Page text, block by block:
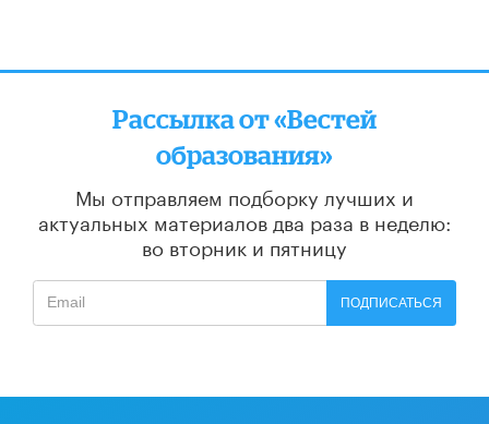
Рассылка от «Вестей
образования»
Мы отправляем подборку лучших и
актуальных материалов два раза в неделю:
во вторник и пятницу
ПОДПИСАТЬСЯ